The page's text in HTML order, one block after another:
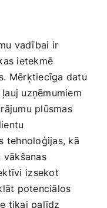
vadībai ir
ietekmē
‌Mērķtiecīga‌ datu
uzņēmumiem⁣
plūsmas
tehnoloģijas, kā​
vākšanas
izsekot
potenciālos
tikai palīdz